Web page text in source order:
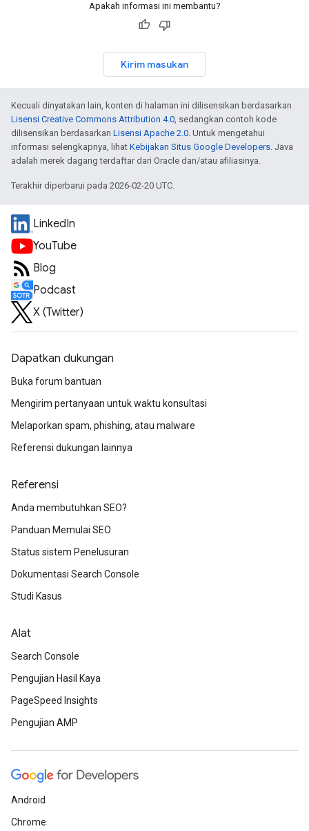
Apakah informasi ini membantu?
Kirim masukan
Kecuali dinyatakan lain, konten di halaman ini dilisensikan berdasarkan
Lisensi Creative Commons Attribution 4.0, sedangkan contoh kode
dilisensikan berdasarkan Lisensi Apache 2.0. Untuk mengetahui
informasi selengkapnya, lihat Kebijakan Situs Google Developers. Java
adalah merek dagang terdaftar dari Oracle dan/atau afiliasinya.
Terakhir diperbarui pada 2026-02-20 UTC.
LinkedIn
YouTube
Blog
Podcast
X (Twitter)
Dapatkan dukungan
Buka forum bantuan
Mengirim pertanyaan untuk waktu konsultasi
Melaporkan spam, phishing, atau malware
Referensi dukungan lainnya
Referensi
Anda membutuhkan SEO?
Panduan Memulai SEO
Status sistem Penelusuran
Dokumentasi Search Console
Studi Kasus
Alat
Search Console
Pengujian Hasil Kaya
PageSpeed Insights
Pengujian AMP
Android
Chrome